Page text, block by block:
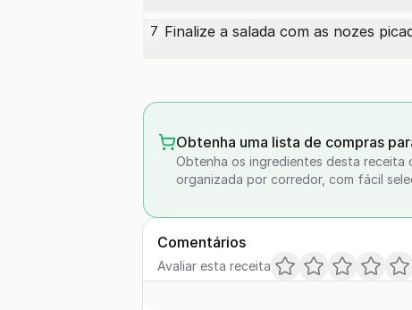
7 Finalize a salada com as nozes
Obtenha uma lista de compras
Obtenha os ingredientes desta
organizada por corredor, com fácil
Comentários
Avaliar esta receita